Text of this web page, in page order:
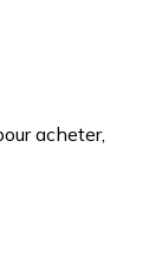
acheter,